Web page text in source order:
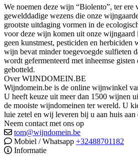
We noemen deze wijn “Biolento”, ter ere
gewelddadige wezens die onze
grootste uitdaging vormen in de
voor deze wijn komen uit onze wijngaard
geen kunstmest, pesticiden en herbiciden
wijn bevat minder toegevoegde sulfieten
wordt gefermenteerd met inheemse
gebotteld.
Over WIJNDOMEIN.BE
Wijndomein.be is de online wijnwinkel
U heeft keuze uit meer dan 1500 wijnen
de mooiste wijndomeinen ter wereld. U
luie zetel en wij leveren bij u aan huis aan
Neem contact met ons op
tom@wijndomein.be
Mobiel / Whatsapp +32488701182
Informatie